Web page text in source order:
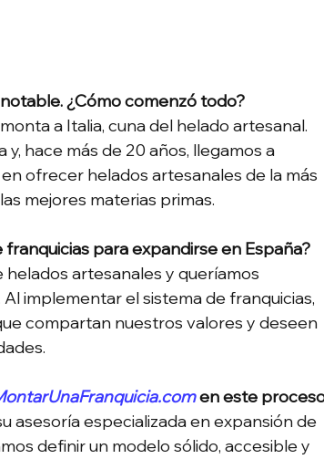
¿Cómo comenzó todo?
a Italia, cuna del helado artesanal.
hace más de 20 años, llegamos a
ofrecer helados artesanales de la más
mejores materias primas.
para expandirse en España?
artesanales y queríamos
implementar el sistema de franquicias,
compartan nuestros valores y deseen
en este
asesoría especializada en expansión de
definir un modelo sólido, accesible y